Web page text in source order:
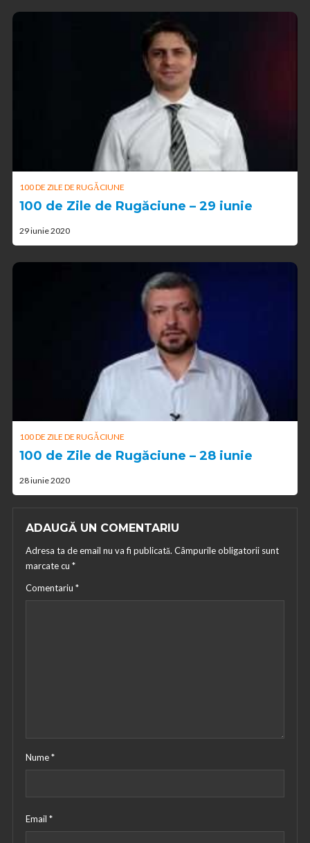
100 DE ZILE DE RUGĂCIUNE
100 de Zile de Rugăciune – 29 iunie
29 iunie 2020
100 DE ZILE DE RUGĂCIUNE
100 de Zile de Rugăciune – 28 iunie
28 iunie 2020
ADAUGĂ UN COMENTARIU
Adresa ta de email nu va fi publicată. Câmpurile obligatorii sunt
marcate cu *
Comentariu *
Nume*
Email *